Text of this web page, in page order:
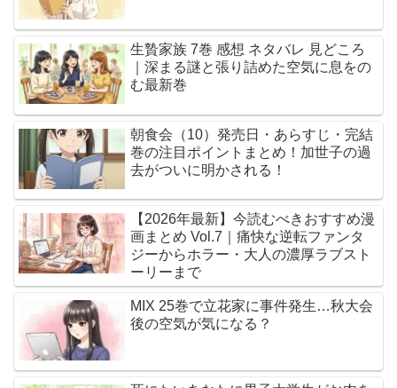
生贄家族 7巻 感想 ネタバレ 見どころ
｜深まる謎と張り詰めた空気に息をの
む最新巻
朝食会（10）発売日・あらすじ・完結
巻の注目ポイントまとめ！加世子の過
去がついに明かされる！
【2026年最新】今読むべきおすすめ漫
画まとめ Vol.7｜痛快な逆転ファンタ
ジーからホラー・大人の濃厚ラブスト
ーリーまで
MIX 25巻で立花家に事件発生…秋大会
後の空気が気になる？